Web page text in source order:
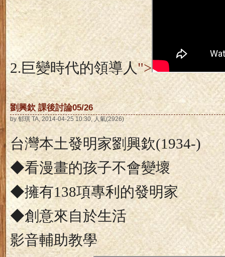
2.巨變時代的領導人">
劉興欽 課後討論05/26
by 郁琪 TA, 2014-04-25 10:30, 人氣(2926)
台灣本土發明家劉興欽(1934-)
◆看漫畫的孩子不會變壞
◆擁有138項專利的發明家
◆創意來自於生活
影音輔助教學